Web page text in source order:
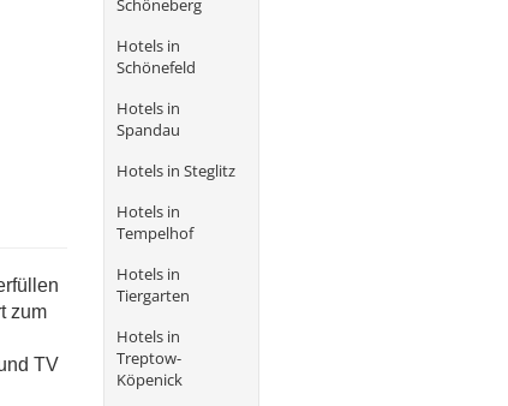
zum
TV
Schöneberg
Hotels in
Schönefeld
Hotels in
Spandau
Hotels in Steglitz
Hotels in
Tempelhof
Hotels in
Tiergarten
Hotels in
Treptow-
Köpenick